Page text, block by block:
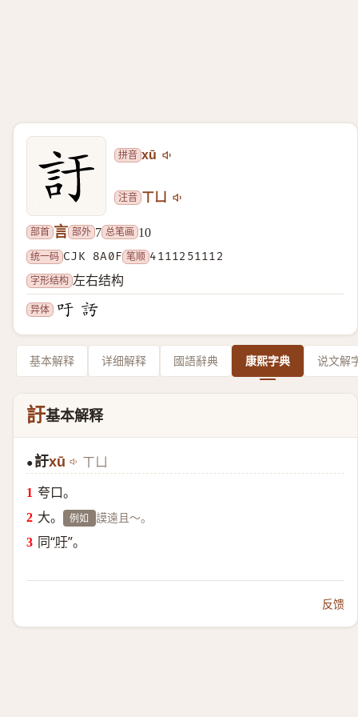
拼音 xū
注音 ㄒㄩ
部首 言 部外 7 总笔画 10
统一码 CJK 8A0F 笔顺 4111251112
字形结构 左右结构
异体
基本解释 详细解释 國語辭典 康熙字典 说文解
訏基本解释
●訏xū ㄒㄩ
夸口。
大。
例如 謨遠且～。
同“吁”。
反馈